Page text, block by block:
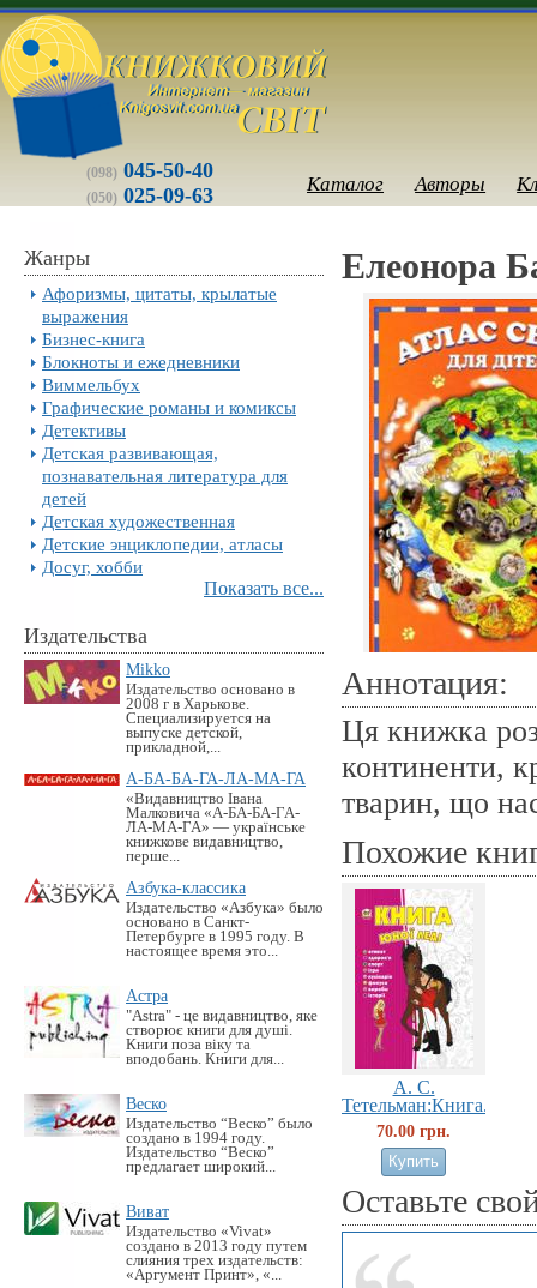
(098) 045-50-40
(050) 025-09-63 Каталог Авторы
Жанры
Афоризмы, цитаты, крылатые
выражения
Бизнес-книга
Блокноты и ежедневники
Виммельбух
Графические романы и комиксы
Детективы
Детская развивающая,
познавательная литература для
детей
Детская художественная
Детские энциклопедии, атласы
Досуг, хобби
Показать все...
Издательства
Mikko
Издательство основано в
2008 г в Харькове.
Специализируется на
выпуске детской,
прикладной,...
А-БА-БА-ГА-ЛА-МА-ГА
«Видавництво Івана
Малковича «А-БА-БА-ГА-
ЛА-МА-ГА» — українське
книжкове видавництво,
перше...
Азбука-классика
Издательство «Азбука» было
основано в Санкт-
Петербурге в 1995 году. В
настоящее время это...
Астра
"Astra" - це видавництво, яке
створює книги для душі.
Книги поза віку та
вподобань. Книги для...
Веско
Издательство “Веско” было
создано в 1994 году.
Издательство “Веско”
предлагает широкий...
Виват
Издательство «Vivat»
создано в 2013 году путем
слияния трех издательств:
«Аргумент Принт», «...
Елеонора
Аннотация:
Ця книжка
континенти,
тварин, що
Похожие
А. С.
Тетельман:Книга...
70.00 грн.
Оставьте